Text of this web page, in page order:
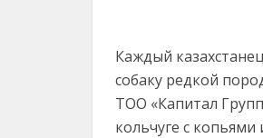
Каждый
собаку редкой
ТОО «Капитал
кольчуге с